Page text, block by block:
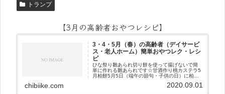
トランプ
【3月の高齢者おやつレシピ】
3・4・5月（春）の高齢者（デイサービ
ス・老人ホーム）簡単おやつレク・レシ
ピ
ひな祭り雛あられ切り餅を使って揚げないで簡
単に作れる雛あられです☆甘酒作り桃カステラ5
月柏餅5月5日（端午の節句・子供の日）に柏餅
作りです☆ちまき5月5日（端午の節句・子供の
日）にちまき作りです☆ほうじ茶プリン抹茶パ
chibiike.com 2020.09.01